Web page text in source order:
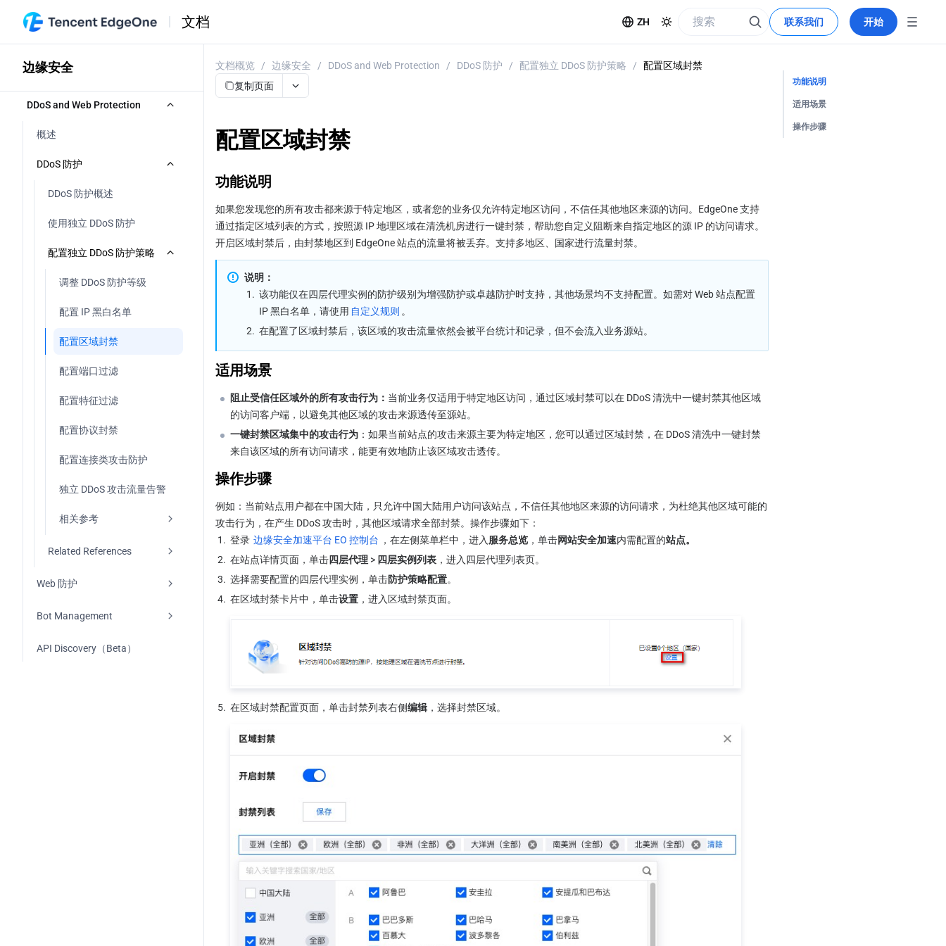
文档 ZH 联系我们 开始
边缘安全
DDoS and Web Protection
概述
DDoS 防护
DDoS 防护概述
使用独立 DDoS 防护
配置独立 DDoS 防护策略
调整 DDoS 防护等级
配置 IP 黑白名单
配置区域封禁
配置端口过滤
配置特征过滤
配置协议封禁
配置连接类攻击防护
独立 DDoS 攻击流量告警
相关参考
DDoS Protection
处置方式
相关概念介绍
Related References
DDoS Protection Console
Update (2026-01-12)
Web 防护
概述
配置Web防护策略
Bot Management
Overview
API Discovery（Beta）
文档概览 / 边缘安全 / DDoS and Web Protection / DDoS 防护 / 配置独立 DDoS 防护策略 /
配置区域封禁
复制页面
配置区域封禁
功能说明
如果您发现您的所有攻击都来源于特定地区，或者您的业务仅允许特定地区访问，不信任其他地区来源的访问。EdgeOne 支持
通过指定区域列表的方式，按照源 IP 地理区域在清洗机房进行一键封禁，帮助您自定义阻断来自指定地区的源 IP 的访问请求。
开启区域封禁后，由封禁地区到 EdgeOne 站点的流量将被丢弃。支持多地区、国家进行流量封禁。
说明：
1. 该功能仅在四层代理实例的防护级别为增强防护或卓越防护时支持，其他场景均不支持配置。如需对 Web 站点配置
IP 黑白名单，请使用 自定义规则 。
2. 在配置了区域封禁后，该区域的攻击流量依然会被平台统计和记录，但不会流入业务源站。
适用场景
阻止受信任区域外的所有攻击行为： 当前业务仅适用于特定地区访问，通过区域封禁可以在 DDoS 清洗中一键封禁其他区域
的访问客户端，以避免其他区域的攻击来源透传至源站。
一键封禁区域集中的攻击行为 ：如果当前站点的攻击来源主要为特定地区，您可以通过区域封禁，在 DDoS 清洗中一键封禁
来自该区域的所有访问请求，能更有效地防止该区域攻击透传。
操作步骤
例如：当前站点用户都在中国大陆，只允许中国大陆用户访问该站点，不信任其他地区来源的访问请求，为杜绝其他区域可能的
攻击行为，在产生 DDoS 攻击时，其他区域请求全部封禁。操作步骤如下：
1. 登录 边缘安全加速平台 EO 控制台 ，在左侧菜单栏中，进入 服务总览 ，单击网站安全加速内需配置的站点。
2. 在站点详情页面，单击四层代理 > 四层实例列表 ，进入四层代理列表页。
3. 选择需要配置的四层代理实例，单击防护策略配置。
4. 在区域封禁卡片中，单击设置 ，进入区域封禁页面。
5. 在区域封禁配置页面，单击封禁列表右侧编辑 ，选择封禁区域。
功能说明
适用场景
操作步骤